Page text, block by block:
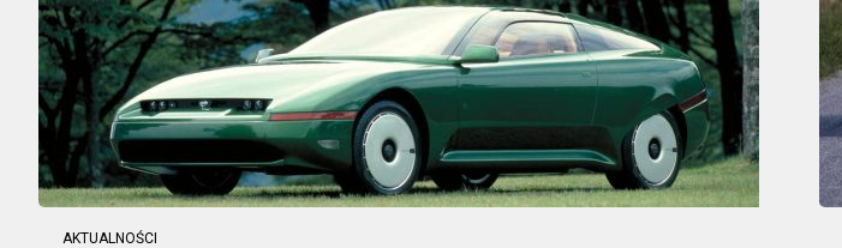
AKTUALNOŚCI